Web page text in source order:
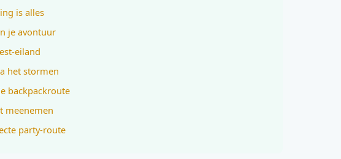
is alles
je avontuur
eiland
het stormen
backpackroute
meenemen
party-route